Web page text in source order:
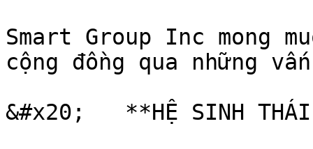
Smart Group Inc mong
cộng đồng qua những
&#x20;   **HỆ SINH